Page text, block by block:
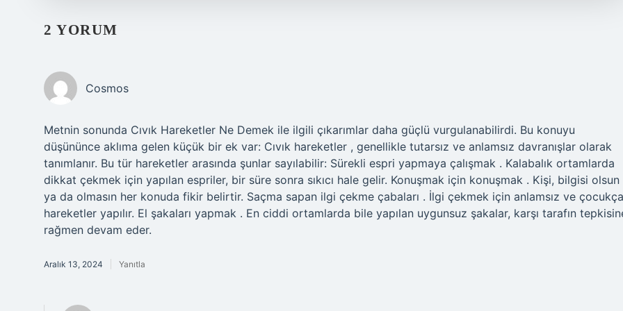
2 YORUM
Cosmos
Metnin sonunda Cıvık Hareketler Ne Demek ile ilgili çıkarımlar daha güçlü vurgulanabilirdi. Bu konuyu
düşününce aklıma gelen küçük bir ek var: Cıvık hareketler , genellikle tutarsız ve anlamsız davranışlar olarak
tanımlanır. Bu tür hareketler arasında şunlar sayılabilir: Sürekli espri yapmaya çalışmak . Kalabalık ortamlarda
dikkat çekmek için yapılan espriler, bir süre sonra sıkıcı hale gelir. Konuşmak için konuşmak . Kişi, bilgisi olsun
ya da olmasın her konuda fikir belirtir. Saçma sapan ilgi çekme çabaları . İlgi çekmek için anlamsız ve çocukça
hareketler yapılır. El şakaları yapmak . En ciddi ortamlarda bile yapılan uygunsuz şakalar, karşı tarafın
rağmen devam eder.
Aralık 13, 2024 Yanıtla